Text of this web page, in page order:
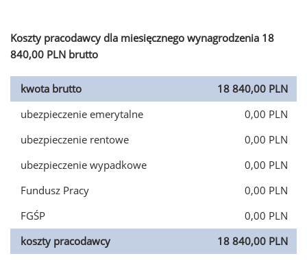
Koszty pracodawcy dla miesięcznego wynagrodzenia 18
840,00 PLN brutto
kwota brutto
18 840,00 PLN
ubezpieczenie emerytalne
0,00 PLN
ubezpieczenie rentowe
0,00 PLN
ubezpieczenie wypadkowe
0,00 PLN
Fundusz Pracy
0,00 PLN
FGŚP
0,00 PLN
koszty pracodawcy
18 840,00 PLN